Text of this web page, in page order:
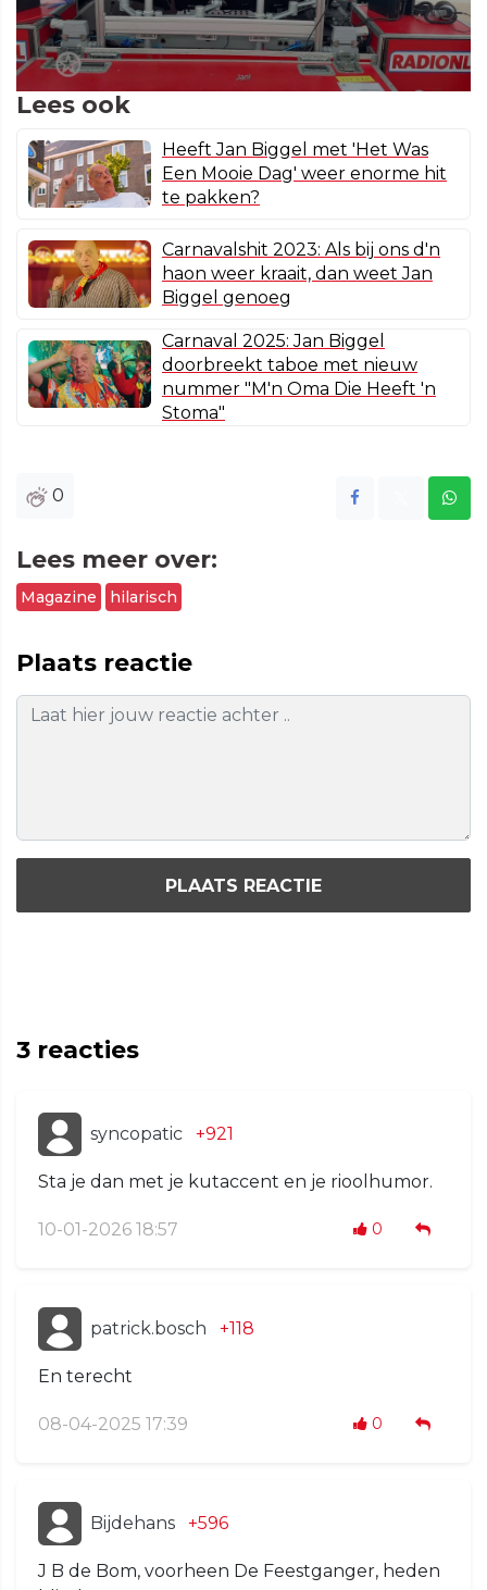
Lees ook
Heeft Jan Biggel met 'Het Was
Een Mooie Dag' weer enorme hit
te pakken?
Carnavalshit 2023: Als bij ons d'n
haon weer kraait, dan weet Jan
Biggel genoeg
Carnaval 2025: Jan Biggel
doorbreekt taboe met nieuw
nummer "M'n Oma Die Heeft 'n
Stoma"
0
Lees meer over:
Magazine hilarisch
Plaats reactie
PLAATS REACTIE
3 reacties
syncopatic +921
Sta je dan met je kutaccent en je rioolhumor.
10-01-2026 18:57 0
patrick.bosch +118
En terecht
08-04-2025 17:39 0
Bijdehans +596
J B de Bom, voorheen De Feestganger, heden